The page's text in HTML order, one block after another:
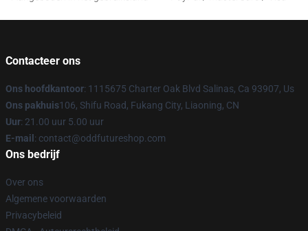
Contacteer ons
Ons hoofdkantoor: 1115675 Charter Oak Blvd Salinas, Ca 93907, Us
Ons pakhuis106, Shifu Road, Fukang City, Liaoning, CN
Uur: 21.00 uur 5.00 uur
E-mail : contact@oddfutureshop.com
Ons bedrijf
Over ons
Algemene voorwaarden
Privacybeleid